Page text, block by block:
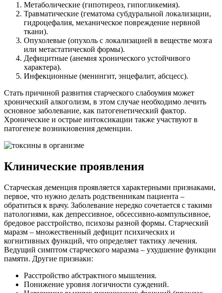
Метаболические (гипотиреоз, гипогликемия).
Травматические (гематома субдуральной локализации,
гидроцефалия, механическое повреждение нервной
ткани).
Опухолевые (опухоль с локализацией в веществе мозга
или метастатической формы).
Дефицитные (анемия хронического устойчивого
характера).
Инфекционные (менингит, энцефалит, абсцесс).
Стать причиной развития старческого слабоумия может
хронический алкоголизм, в этом случае необходимо лечить
основное заболевание, как патогенетический фактор.
Хронические и острые интоксикации также участвуют в
патогенезе возникновения деменции.
Клинические проявления
Старческая деменция проявляется характерными признаками,
первое, что нужно делать родственникам пациента –
обратиться к врачу. Заболевание нередко сочетается с такими
патологиями, как депрессивное, обсессивно-компульсивное,
бредовое расстройство, психозы разной формы. Старческий
маразм – множественный дефицит психических и
когнитивных функций, что определяет тактику лечения.
Ведущий симптом старческого маразма – ухудшение функции
памяти. Другие признаки:
Расстройство абстрактного мышления.
Понижение уровня логичности суждений.